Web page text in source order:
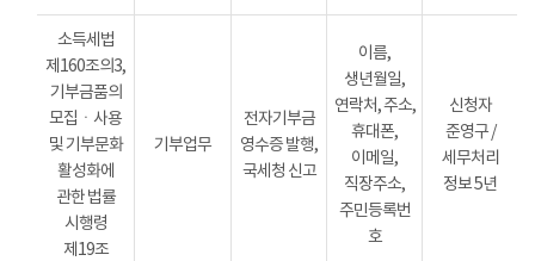
소득세법
제160조의3,
기부금품의
모집ㆍ사용
및 기부문화
활성화에
관한 법률
시행령
제19조
기부업무
전자기부금
영수증 발행,
국세청 신고
이름,
생년월일,
연락처, 주소,
휴대폰,
이메일,
직장주소,
주민등록번
호
신청자
준영구 /
세무처리
정보 5년